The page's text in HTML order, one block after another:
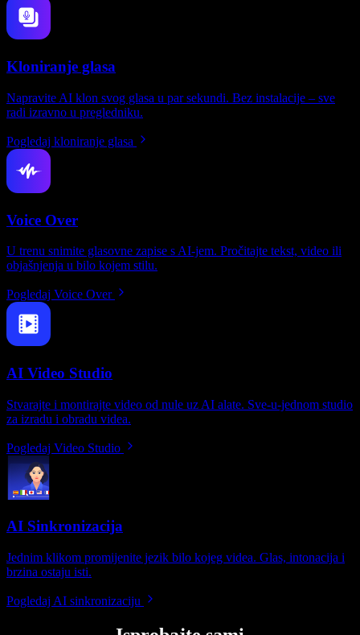
Kloniranje glasa
Napravite AI klon svog glasa u par sekundi. Bez instalacije – sve
radi izravno u pregledniku.
Pogledaj kloniranje glasa
Voice Over
U trenu snimite glasovne zapise s AI-jem. Pročitajte tekst, video ili
objašnjenja u bilo kojem stilu.
Pogledaj Voice Over
AI Video Studio
Stvarajte i montirajte video od nule uz AI alate. Sve-u-jednom studio
za izradu i obradu videa.
Pogledaj Video Studio
AI Sinkronizacija
Jednim klikom promijenite jezik bilo kojeg videa. Glas, intonacija i
brzina ostaju isti.
Pogledaj AI sinkronizaciju